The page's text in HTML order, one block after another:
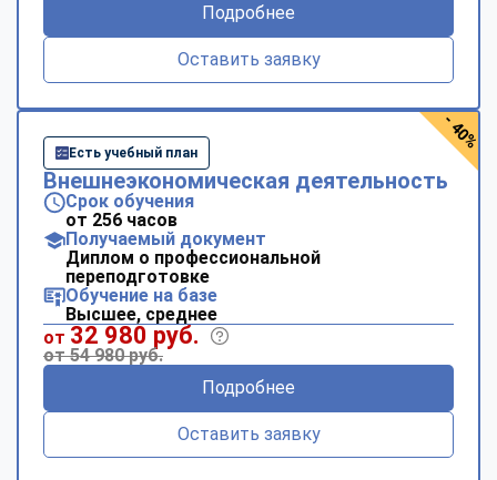
Подробнее
Оставить заявку
Есть учебный план
Внешнеэкономическая деятельность
Срок обучения
от 256 часов
Получаемый документ
Диплом о профессиональной
переподготовке
Обучение на базе
Высшее, среднее
от 32 980 руб.
от 54 980 руб.
Подробнее
Оставить заявку
- 40%